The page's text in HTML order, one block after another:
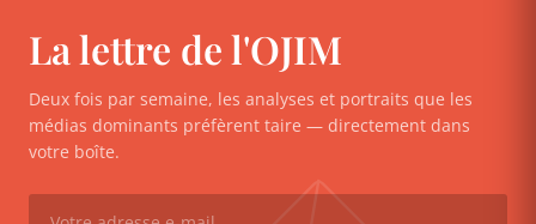
La lettre de l'OJIM
Deux fois par semaine, les analyses et portraits que les
médias dominants préfèrent taire — directement dans
votre boîte.